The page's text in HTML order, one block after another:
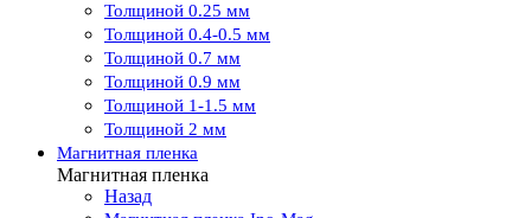
Толщиной 0.25 мм
Толщиной 0.4-0.5 мм
Толщиной 0.7 мм
Толщиной 0.9 мм
Толщиной 1-1.5 мм
Толщиной 2 мм
Магнитная пленка
Магнитная пленка
Назад